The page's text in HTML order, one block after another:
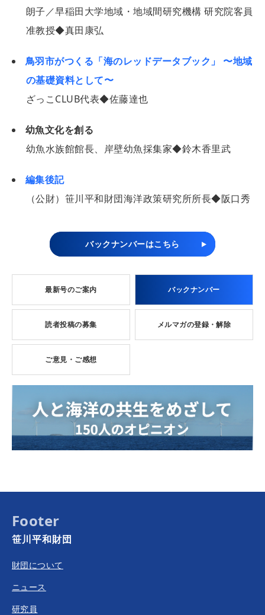
朗子／早稲田大学地域・地域間研究機構 研究院客員
准教授◆真田康弘
鳥羽市がつくる「海のレッドデータブック」 〜地域
の基礎資料として〜
ざっこCLUB代表◆佐藤達也
幼魚文化を創る
幼魚水族館館長、岸壁幼魚採集家◆鈴木香里武
編集後記
（公財）笹川平和財団海洋政策研究所所長◆阪口秀
バックナンバーはこちら
最新号のご案内 バックナンバー
読者投稿の募集 メルマガの登録・解除
ご意見・ご感想
Footer
笹川平和財団
財団について
ニュース
研究員